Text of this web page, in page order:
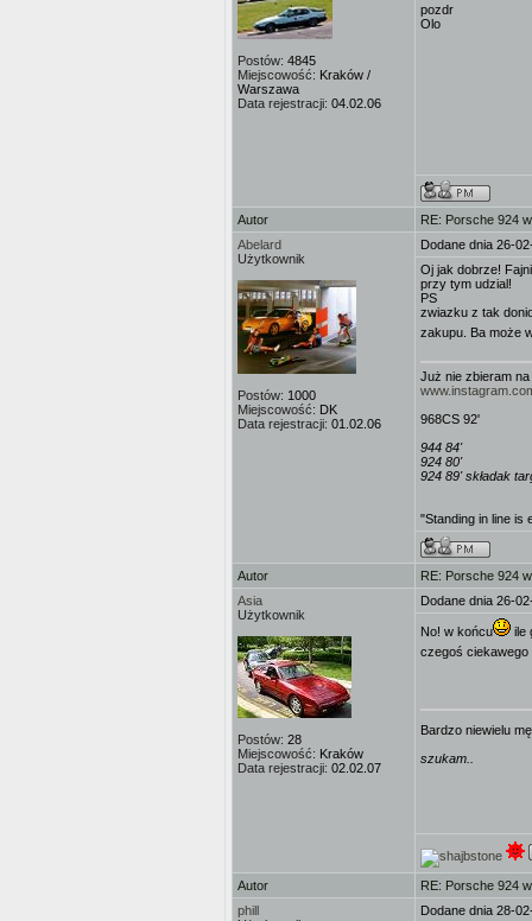
Postów: 4845
Miejscowość: Kraków /
Warszawa
Data rejestracji: 04.02.06
pozdr
Olo
Autor
RE: Porsche 924
Abelard
Użytkownik
Postów: 1000
Miejscowość: DK
Data rejestracji: 01.02.06
Dodane dnia 26-
Oj jak dobrze!
przy tym udzial!
PS
zwiazku z tak
zakupu. Ba może
Już nie zbieram na
968CS 92'
944 84'
924 80'
924 89' składak
"Standing in line is
Autor
RE: Porsche 924
Asia
Użytkownik
Postów: 28
Miejscowość: Kraków
Data rejestracji: 02.02.07
Dodane dnia 26-
No! w końcu
ile
czegoś ciekawego
Bardzo niewielu
szukam..
Autor
RE: Porsche 924
phill
Dodane dnia 28-